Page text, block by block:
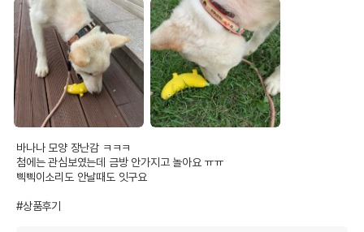
바나나 모양 장난감 ㅋㅋㅋ
첨에는 관심보였는데 금방 안가지고 놀아요 ㅠㅠ
삑삑이소리도 안날때도 잇구요
#상품후기